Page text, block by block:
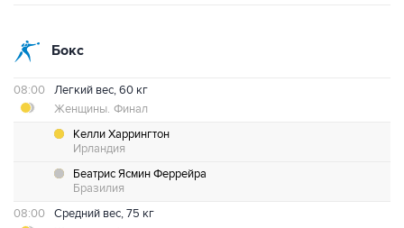
Бокс
08:00
Легкий вес, 60 кг
Женщины. Финал
Келли Харрингтон
Ирландия
Беатрис Ясмин Феррейра
Бразилия
08:00
Средний вес, 75 кг